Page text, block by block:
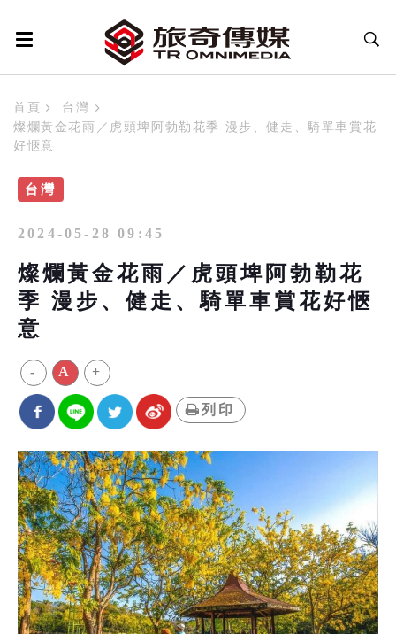
首頁
台灣
燦爛黃金花雨／虎頭埤阿勃勒花季 漫步、健走、騎單車賞花
好愜意
台灣
2024-05-28 09:45
燦爛黃金花雨／虎頭埤阿勃勒花
季 漫步、健走、騎單車賞花好愜
意
- A +
列印